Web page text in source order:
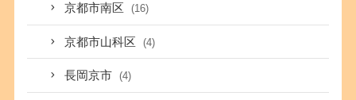
京都市南区 (16)
京都市山科区 (4)
長岡京市 (4)